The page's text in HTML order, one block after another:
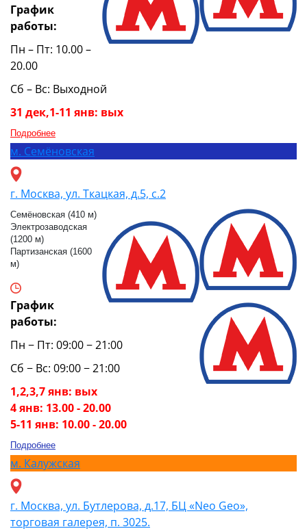
График
работы:
Пн – Пт: 10.00 –
20.00
Сб – Вс: Выходной
31 дек,1-11 янв: вых
Подробнее
м. Семёновская
г. Москва, ул. Ткацкая, д.5, с.2
Семёновская (410 м)
Электрозаводская
(1200 м)
Партизанская (1600
м)
График
работы:
Пн − Пт: 09:00 − 21:00
Сб − Вс: 09:00 − 21:00
1,2,3,7 янв: вых
4 янв: 13.00 - 20.00
5-11 янв: 10.00 - 20.00
Подробнее
м. Калужская
г. Москва, ул. Бутлерова, д.17, БЦ «Neo Geo»,
торговая галерея, п. 3025.